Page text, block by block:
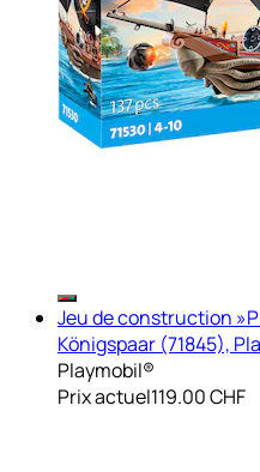
Jeu de construction
Königspaar (71845),
Playmobil®
Prix actuel119.00 CHF